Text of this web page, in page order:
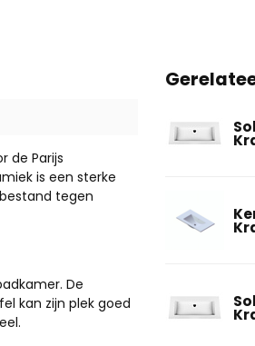
de Parijs
is een sterke
tegen
De
kan zijn plek goed